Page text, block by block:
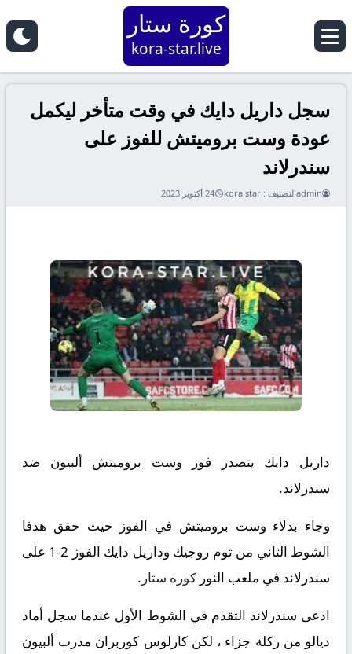
كورة ستار
kora-star.live
سجل داريل دايك في وقت متأخر ليكمل
عودة وست بروميتش للفوز على
سندرلاند
adminالتصنيف : kora star 24 أكتوبر 2023
داريل دايك يتصدر فوز وست بروميتش ألبيون ضد
سندرلاند.
وجاء بدلاء وست بروميتش في الفوز حيث حقق هدفا
الشوط الثاني من توم روجيك وداريل دايك الفوز 2-1 على
سندرلاند في ملعب النور كوره ستار .
ادعى سندرلاند التقدم في الشوط الأول عندما سجل أماد
ديالو من ركلة جزاء ، لكن كارلوس كوربران مدرب ألبيون